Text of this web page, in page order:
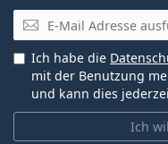
E-Mail
Ich
Ich habe die
mit der Benutzung
und kann dies